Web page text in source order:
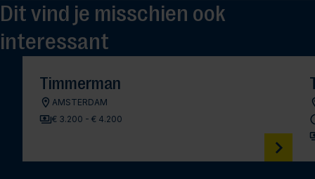
Dit vind je misschien ook
interessant
Timmerman
AMSTERDAM
€ 3.200 - € 4.200